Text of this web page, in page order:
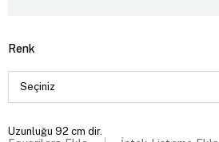
Renk
Uzunluğu 92 cm dir.